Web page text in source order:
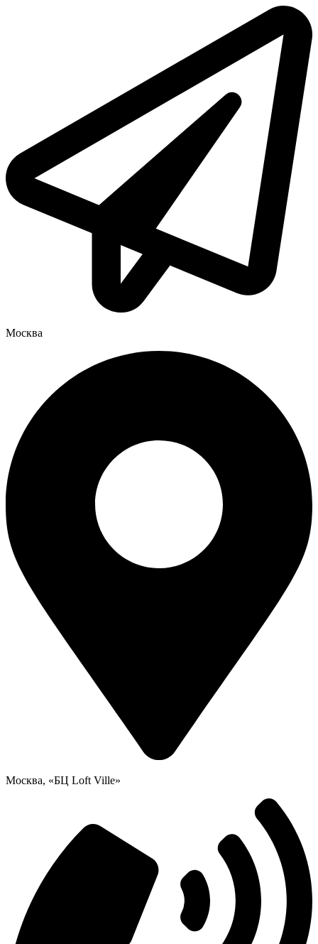
Москва
Москва, «БЦ Loft Ville»